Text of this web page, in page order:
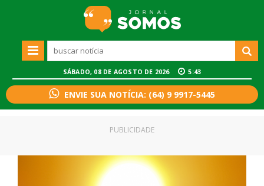
SÁBADO, 08 DE AGOSTO DE 2026 5:43
ENVIE SUA NOTÍCIA: (64) 9 9917-5445
PUBLICIDADE